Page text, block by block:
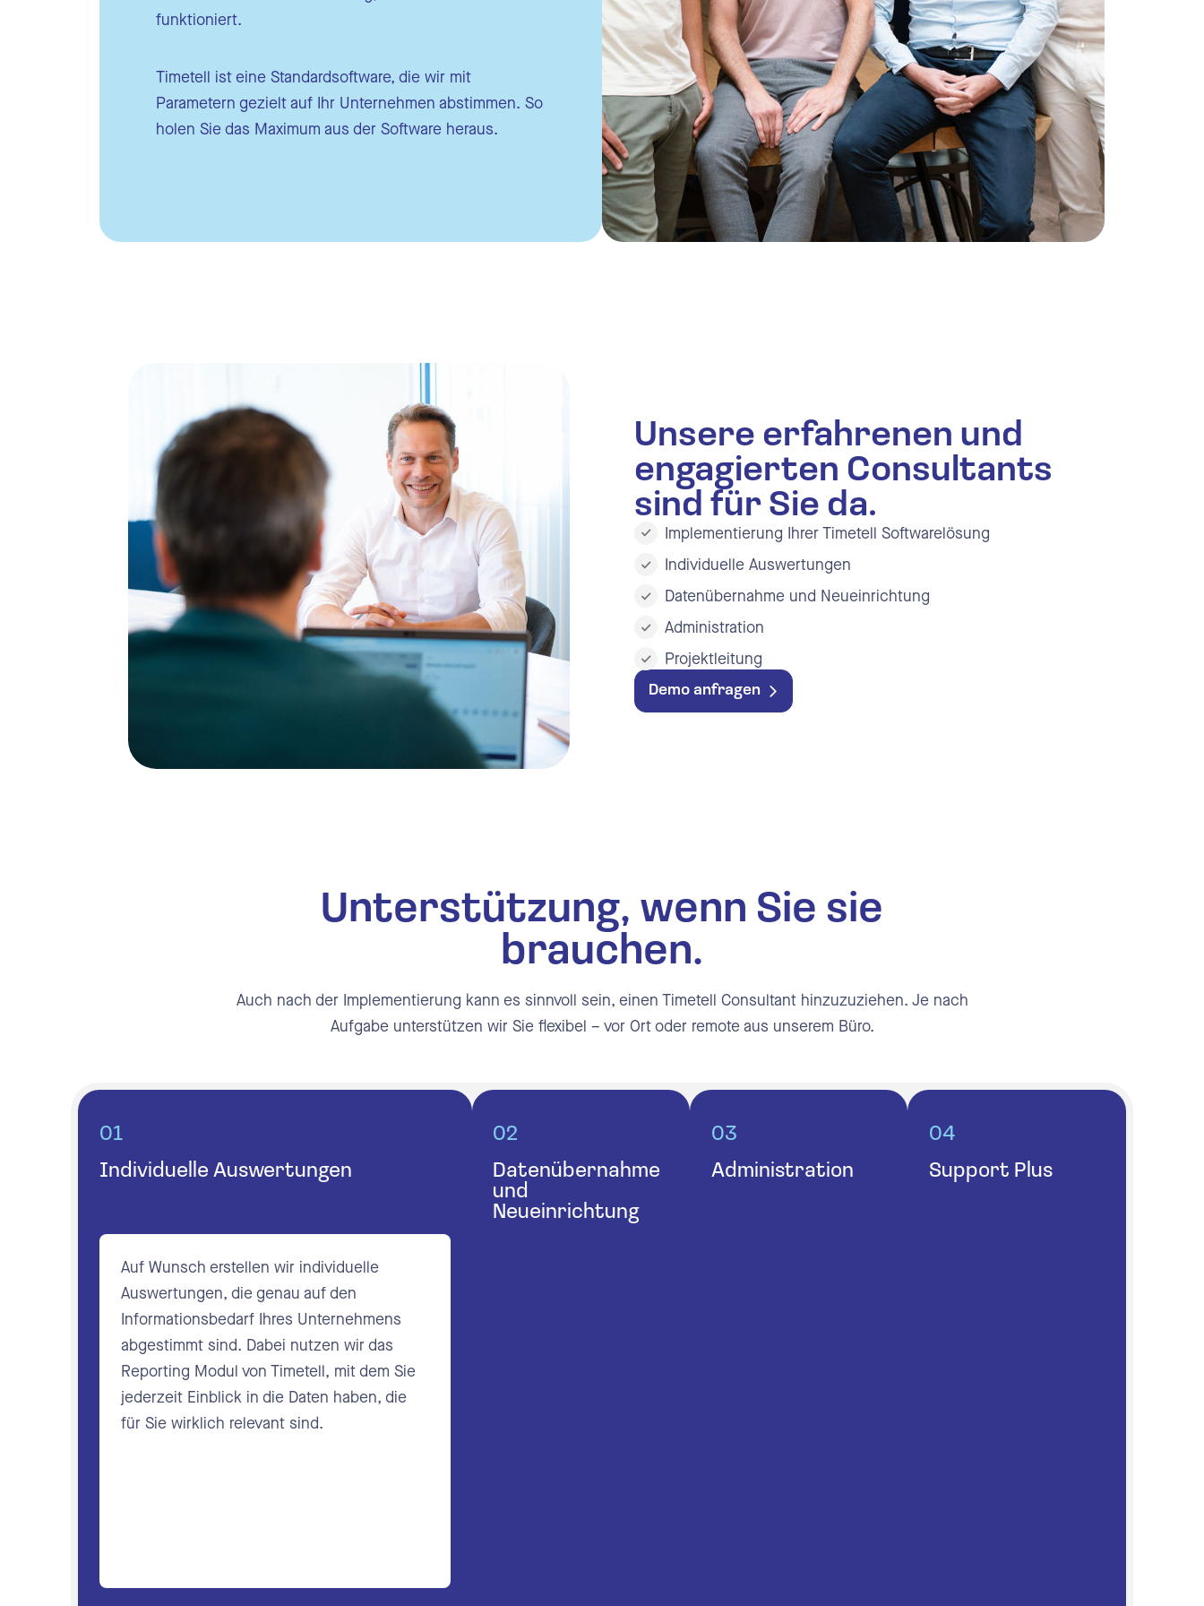
Automatische Berechnungen
Planungssoftware
Urlaubs und Krankheitsverwaltung
E Mail Benachrichtigungen
Schnittstellen
funktioniert.
Timetell ist eine Standardsoftware, die wir mit
Parametern gezielt auf Ihr Unternehmen abstimmen. So
holen Sie das Maximum aus der Software heraus.
Unsere erfahrenen und
engagierten Consultants
sind für Sie da.
Implementierung Ihrer Timetell Softwarelösung
Individuelle Auswertungen
Datenübernahme und Neueinrichtung
Administration
Projektleitung
Demo anfragen
Unterstützung, wenn Sie sie
brauchen.
Auch nach der Implementierung kann es sinnvoll sein, einen Timetell Consultant hinzuzuziehen. Je nach
Aufgabe unterstützen wir Sie flexibel – vor Ort oder remote aus unserem Büro.
01
Individuelle Auswertungen
Auf Wunsch erstellen wir individuelle
Auswertungen, die genau auf den
Informationsbedarf Ihres Unternehmens
abgestimmt sind. Dabei nutzen wir das
Reporting Modul von Timetell, mit dem Sie
jederzeit Einblick in die Daten haben, die
für Sie wirklich relevant sind.
02
Datenübernahme
und
Neueinrichtung
03
Administration
04
Support Plus